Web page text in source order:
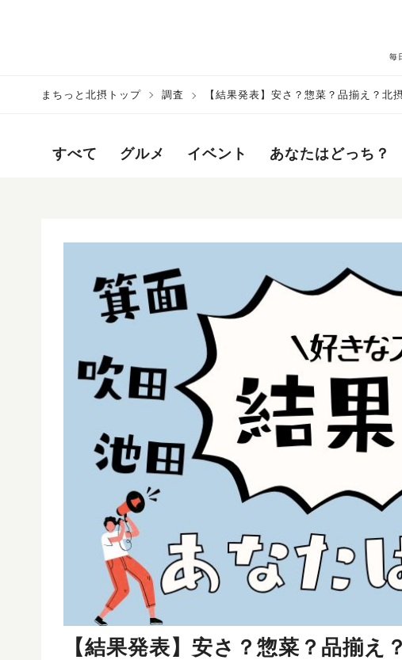
毎
まちっと北摂トップ 調査 【結果発表】安さ？惣菜？品揃え？北
すべて グルメ イベント あなたはどっち？
【結果発表】安さ？惣菜？品揃